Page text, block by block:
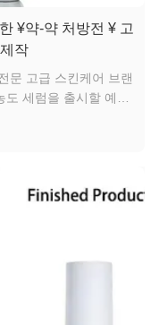
¥약-약 처방전 ¥ 고
작
문 고급 스킨케어 브랜
세럼을 출시할 예정
한다는 것이었습니다.
는 깊은 소비자 신뢰를